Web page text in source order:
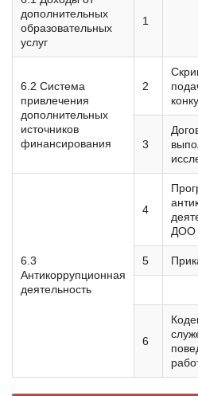
Реализация соц заказа
Напишите нам
дополнительных
образовательных
услуг
1
6.2 Система
привлечения
дополнительных
источников
финансирования
2
3
6.3
Антикоррупционная
деятельность
4
ДОО
5
6